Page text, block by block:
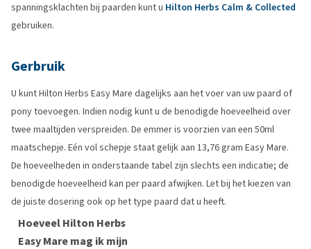
spanningsklachten bij paarden kunt u Hilton Herbs Calm & Collected
gebruiken.
Gerbruik
U kunt Hilton Herbs Easy Mare dagelijks aan het voer van uw paard of
pony toevoegen. Indien nodig kunt u de benodigde hoeveelheid over
twee maaltijden verspreiden. De emmer is voorzien van een 50ml
maatschepje. Eén vol schepje staat gelijk aan 13,76 gram Easy Mare.
De hoeveelheden in onderstaande tabel zijn slechts een indicatie; de
benodigde hoeveelheid kan per paard afwijken. Let bij het kiezen van
de juiste dosering ook op het type paard dat u heeft.
Hoeveel Hilton Herbs
Easy Mare mag ik mijn